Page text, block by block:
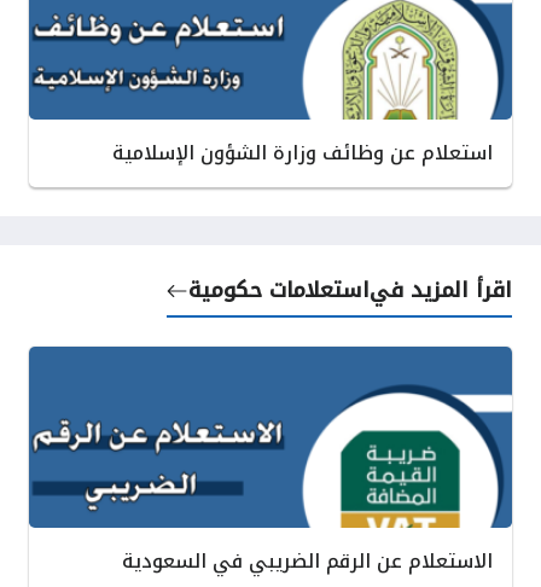
استعلام عن وظائف وزارة الشؤون الإسلامية
اقرأ المزيد فياستعلامات حكومية
الاستعلام عن الرقم الضريبي في السعودية